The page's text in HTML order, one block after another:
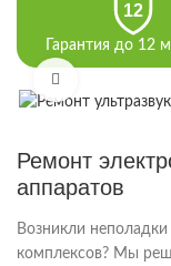
12
Гарантия до 12
Ремонт
аппаратов
Возникли неполадки
комплексов? Мы